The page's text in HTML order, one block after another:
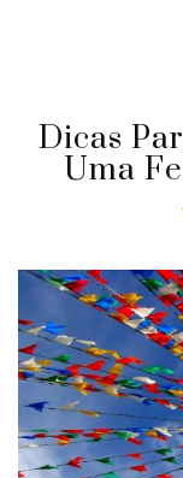
Dicas
Uma